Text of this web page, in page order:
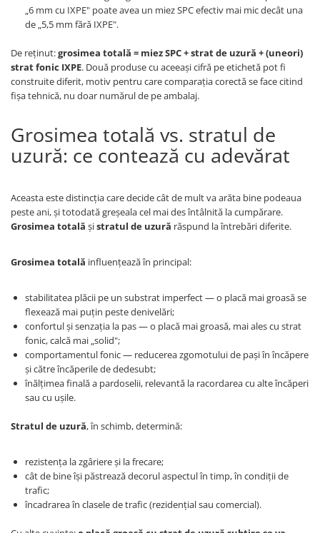
„6 mm cu IXPE" poate avea un miez SPC efectiv mai mic decât una
de „5,5 mm fără IXPE".
De reținut:grosimea totală = miez SPC + strat de uzură + (uneori)
strat fonic IXPE. Două produse cu aceeași cifră pe etichetă pot fi
construite diferit, motiv pentru care comparația corectă se face citind
fișa tehnică, nu doar numărul de pe ambalaj.
Grosimea totală vs. stratul de
uzură: ce contează cu adevărat
Aceasta este distincția care decide cât de mult va arăta bine podeaua
peste ani, și totodată greșeala cel mai des întâlnită la cumpărare.
Grosimea totală șistratul de uzură răspund la întrebări diferite.
Grosimea totală influențează în principal:
stabilitatea plăcii pe un substrat imperfect — o placă mai groasă se
flexează mai puțin peste denivelări;
confortul și senzația la pas — o placă mai groasă, mai ales cu strat
fonic, calcă mai „solid";
comportamentul fonic — reducerea zgomotului de pași în încăpere
și către încăperile de dedesubt;
înălțimea finală a pardoselii, relevantă la racordarea cu alte încăperi
sau cu ușile.
Stratul de uzură, în schimb, determină:
rezistența la zgâriere și la frecare;
cât de bine își păstrează decorul aspectul în timp, în condiții de
trafic;
încadrarea în clasele de trafic (rezidențial sau comercial).